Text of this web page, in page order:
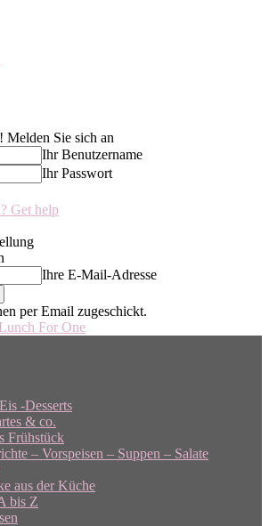
Sie sich an
Ihr Benutzername
Ihr Passwort
Get help
Ihre E-Mail-Adresse
per Email zugeschickt.
For One
-Desserts
& co.
Frühstück
– Vorspeisen – Suppen – Salate
aus der Küche
bis Z